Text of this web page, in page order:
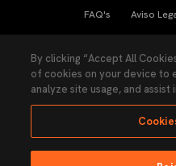
FAQ's Aviso
Ley Transparencia
By clicking “Accept All
of cookies on your device to
analyze site usage, and